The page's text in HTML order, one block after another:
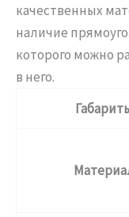
качественных
наличие
которого можно
в него.